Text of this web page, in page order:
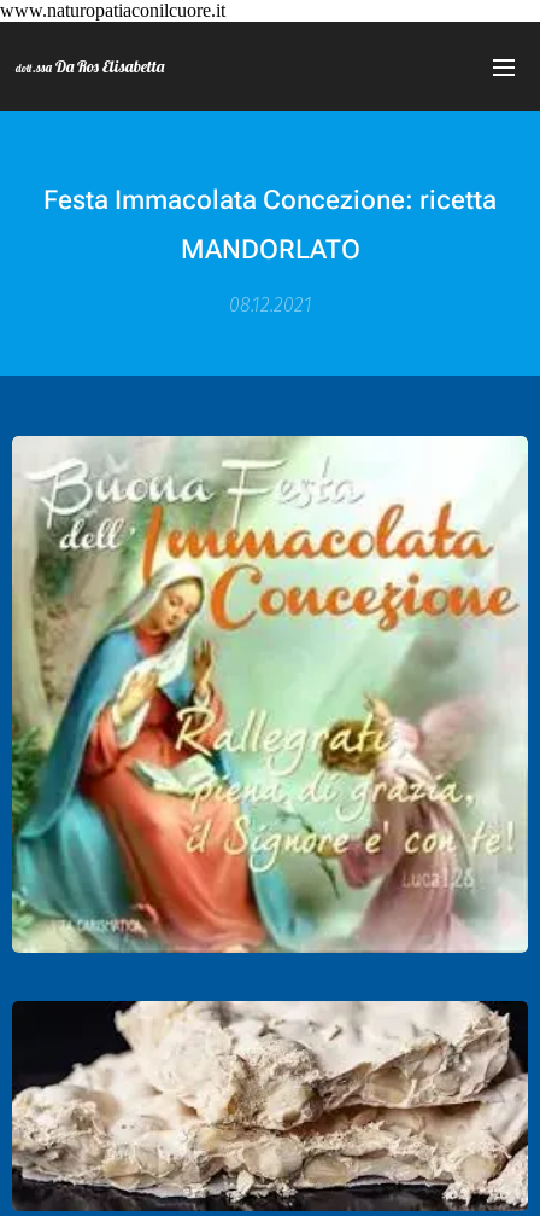
www.naturopatiaconilcuore.it
dott.ssa Da Ros Elisabetta
Festa Immacolata Concezione: ricetta
MANDORLATO
08.12.2021